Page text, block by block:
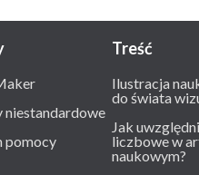
niestandardowe
pomocy
Treść
Ilustracja
do świata
Jak
liczbowe w
naukowym?